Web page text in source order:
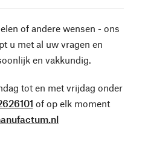
of andere wensen - ons
u met al uw vragen en
en vakkundig.
tot en met vrijdag onder
of op elk moment